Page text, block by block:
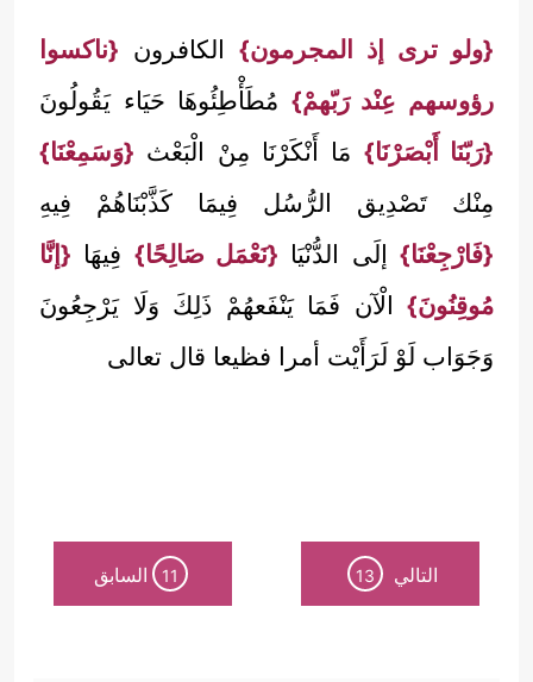
{ولو ترى إذ المجرمون} الكافرون {ناكسوا
رؤوسهم عِنْد رَبّهمْ} مُطَأْطِئُوهَا حَيَاء يَقُولُونَ
{رَبّنَا أَبْصَرْنَا} مَا أَنْكَرْنَا مِنْ الْبَعْث {وَسَمِعْنَا}
مِنْك تَصْدِيق الرُّسُل فِيمَا كَذَّبْنَاهُمْ فِيهِ
{فَارْجِعْنَا}إلَى الدُّنْيَا {نَعْمَل صَالِحًا} فِيهَا {إنَّا
مُوقِنُونَ} الْآن فَمَا يَنْفَعهُمْ ذَلِكَ وَلَا يَرْجِعُونَ
وَجَوَاب لَوْ لَرَأَيْت أمرا فظيعا قال تعالى
التالي 13
11 السابق